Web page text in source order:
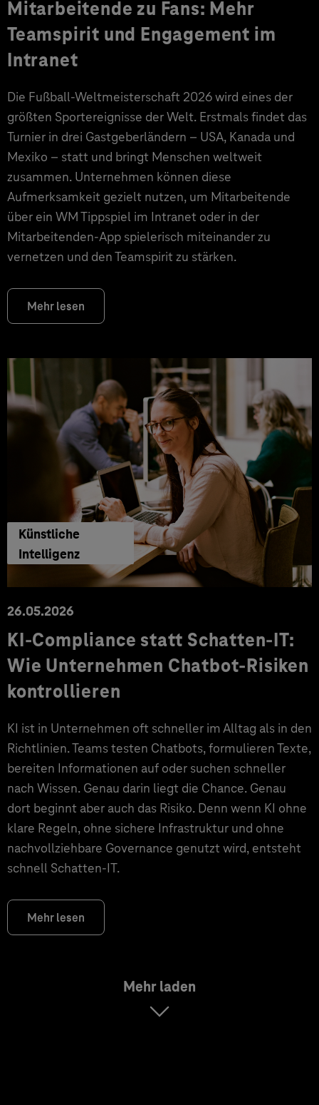
Mitarbeitende zu Fans: Mehr
Teamspirit und Engagement im
Intranet
Die Fußball-Weltmeisterschaft 2026 wird eines der
größten Sportereignisse der Welt. Erstmals findet das
Turnier in drei Gastgeberländern – USA, Kanada und
Mexiko – statt und bringt Menschen weltweit
zusammen. Unternehmen können diese
Aufmerksamkeit gezielt nutzen, um Mitarbeitende
über ein WM Tippspiel im Intranet oder in der
Mitarbeitenden-App spielerisch miteinander zu
vernetzen und den Teamspirit zu stärken.
Mehr lesen
Künstliche
Intelligenz
26.05.2026
KI-Compliance statt Schatten-IT:
Wie Unternehmen Chatbot-Risiken
kontrollieren
KI ist in Unternehmen oft schneller im Alltag als in den
Richtlinien. Teams testen Chatbots, formulieren Texte,
bereiten Informationen auf oder suchen schneller
nach Wissen. Genau darin liegt die Chance. Genau
dort beginnt aber auch das Risiko. Denn wenn KI ohne
klare Regeln, ohne sichere Infrastruktur und ohne
nachvollziehbare Governance genutzt wird, entsteht
schnell Schatten-IT.
Mehr lesen
Mehr laden